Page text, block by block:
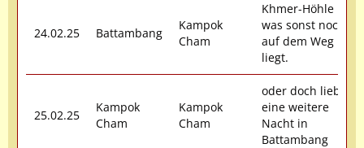
24.02.25 Battambang
Kampok
Cham
Khmer-Höhle und
was sonst noch
auf dem Weg
liegt.
25.02.25
Kampok
Cham
Kampok
Cham
oder doch lieber
eine weitere
Nacht in
Battambang